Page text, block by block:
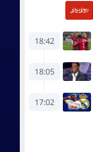
18:42
18:05
17:02